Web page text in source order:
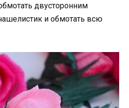
двусторонним
и обмотать всю